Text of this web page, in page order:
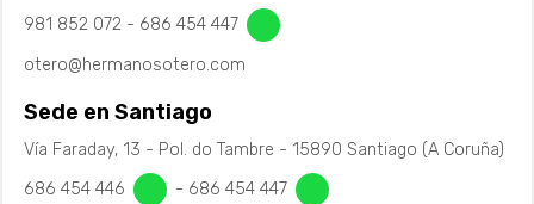
981 852 072 - 686 454 447
otero@hermanosotero.com
Sede en Santiago
Vía Faraday, 13 - Pol. do Tambre - 15890 Santiago (A Coruña)
686 454 446
- 686 454 447